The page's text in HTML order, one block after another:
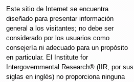
Este sitio de Internet se encuentra
diseñado para presentar información
general a los visitantes; no debe ser
considerado por los usuarios como
consejería ni adecuado para un propósito
en particular. El Institute for
Intergovernmental Research® (IIR, por sus
siglas en inglés) no proporciona ninguna